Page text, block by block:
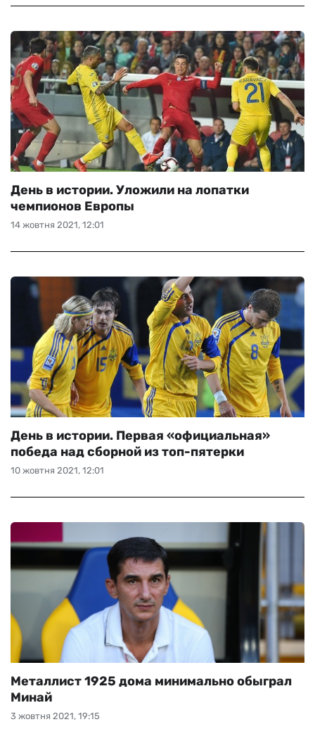
14 жовтня 2021, 12:01
День в истории. Уложили на лопатки
чемпионов Европы
10 жовтня 2021, 12:01
День в истории. Первая «официальная»
победа над сборной из топ-пятерки
3 жовтня 2021, 19:15
Mеталлист 1925 дома минимально обыграл
Минай